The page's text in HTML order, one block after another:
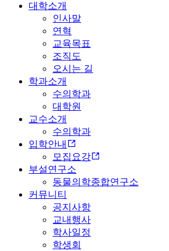
대학소개
인사말
연혁
교육목표
조직도
오시는 길
학과소개
수의학과
대학원
교수소개
수의학과
입학안내
모집요강
부설연구소
동물의학종합연구소
커뮤니티
공지사항
교내행사
학사일정
학생회